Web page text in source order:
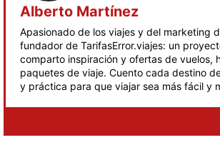
Alberto Martínez
Apasionado de los viajes y del marketing
fundador de TarifasError.viajes: un
comparto inspiración y ofertas de vuelos,
paquetes de viaje. Cuento cada destino
y práctica para que viajar sea más fácil y